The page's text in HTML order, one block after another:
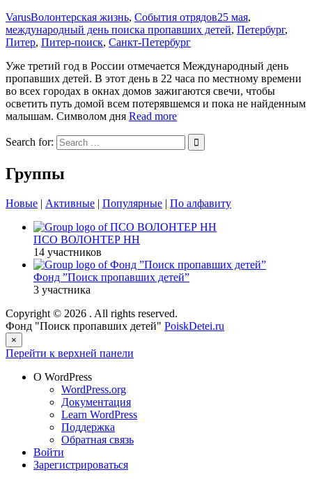
VarusВолонтерская жизнь, События отрядов25 мая,
международный день поиска пропавших детей, Петербург,
Питер, Питер-поиск, Санкт-Петербург
Уже третий год в России отмечается Международный день
пропавших детей. В этот день в 22 часа по местному времени
во всех городах в окнах домов зажигаются свечи, чтобы
осветить путь домой всем потерявшемся и пока не найденным
малышам. Символом дня Read more
Search for:
Группы
Новые | Активные | Популярные | По алфавиту
ПСО ВОЛОНТЕР НН
14 участников
Фонд ”Поиск пропавших детей”
3 участника
Copyright © 2026 . All rights reserved.
Фонд "Поиск пропавших детей" PoiskDetei.ru
×
Перейти к верхней панели
О WordPress
WordPress.org
Документация
Learn WordPress
Поддержка
Обратная связь
Войти
Зарегистрироваться